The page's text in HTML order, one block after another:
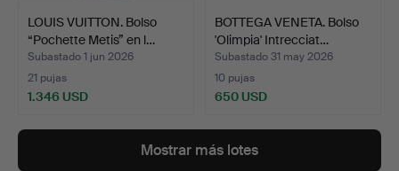
LOUIS VUITTON. Bolso
“Pochette Metis” en l…
Subastado 1 jun 2026
21 pujas
1.346 USD
BOTTEGA VENETA. Bolso
'Olimpia' Intrecciat…
Subastado 31 may 2026
10 pujas
650 USD
Mostrar más lotes